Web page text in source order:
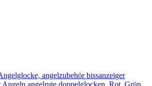
angelzubehör bissanzeiger